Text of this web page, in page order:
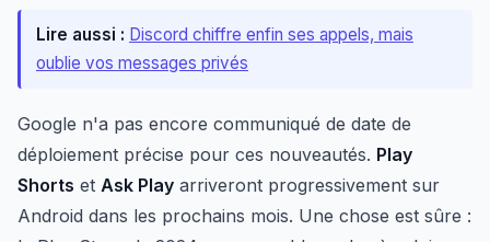
Lire aussi : Discord chiffre enfin ses appels, mais
oublie vos messages privés
Google n'a pas encore communiqué de date de
déploiement précise pour ces nouveautés. Play
Shorts et Ask Play arriveront progressivement sur
Android dans les prochains mois. Une chose est sûre :